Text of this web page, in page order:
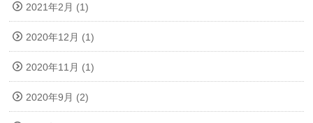
2021年2月 (1)
2020年12月 (1)
2020年11月 (1)
2020年9月 (2)